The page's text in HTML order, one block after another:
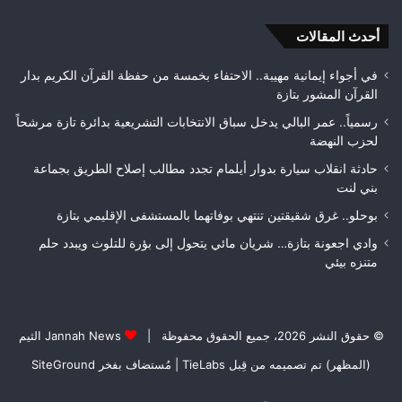
بطلاً
فاس
مكناس
أحدث المقالات
في أجواء إيمانية مهيبة.. الاحتفاء بخمسة من حفظة القرآن الكريم بدار
القرآن المشور بتازة
رسمياً.. عمر البالي يدخل سباق الانتخابات التشريعية بدائرة تازة مرشحاً
لحزب النهضة
حادثة انقلاب سيارة بدوار أيلمام تجدد مطالب إصلاح الطريق بجماعة
بني لنت
بوحلو.. غرق شقيقتين تنتهي بوفاتهما بالمستشفى الإقليمي بتازة
وادي اجعونة بتازة… شريان مائي يتحول إلى بؤرة للتلوث ويبدد حلم
متنزه بيئي
© حقوق النشر 2026، جميع الحقوق محفوظة |
Jannah News الثيم
(المظهر) تم تصميمه من قِبل TieLabs
| مُستضاف بفخر SiteGround